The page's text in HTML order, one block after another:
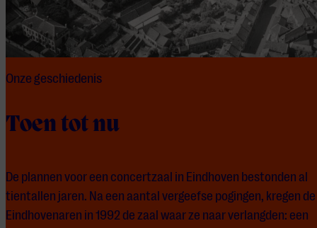
Toen tot nu
Onze geschiedenis
De plannen voor een concertzaal in Eindhoven bestonden al
tientallen jaren. Na een aantal vergeefse pogingen, kregen de
Eindhovenaren in 1992 de zaal waar ze naar verlangden: een